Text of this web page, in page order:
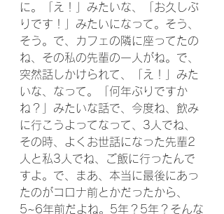
に。「え！」みたいな、「お久しぶ
りです！」みたいになって。そう、
そう。で、カフェの隣に座ってたの
ね、その私の先輩の一人がね。で、
突然話しかけられて、「え！」みた
いな、なって。「何年ぶりですか
ね？」みたいな話で、今度ね、飲み
に行こうよってなって、3人でね、
その時、よくお世話になった先輩2
人と私3人でね、ご飯に行ったんで
すよ。で、まあ、本当に最後にあっ
たのがコロナ前とかだったから、
5~6年前だよね。5年？5年？そんな